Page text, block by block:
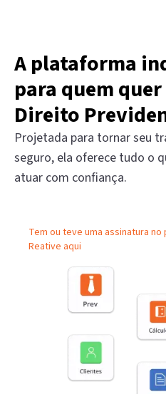
A plataforma
para quem
Direito
Projetada para tornar seu
seguro, ela oferece tudo o
atuar com confiança.
Tem ou teve uma assinatura no
Reative aqui